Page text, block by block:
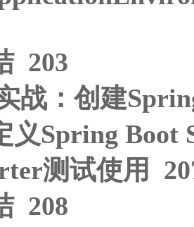
203
：创建
Spring Boot
测试使用
208